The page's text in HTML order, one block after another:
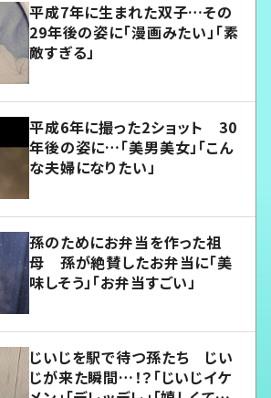
平成7年に生まれた双子…その
29年後の姿に「漫画みたい」「素
敵すぎる」
平成6年に撮った2ショット 30
年後の姿に…「美男美女」「こん
な夫婦になりたい」
孫のためにお弁当を作った祖
母 孫が絶賛したお弁当に「美
味しそう」「お弁当すごい」
じいじを駅で待つ孫たち じい
じが来た瞬間…！？「じいじイケ